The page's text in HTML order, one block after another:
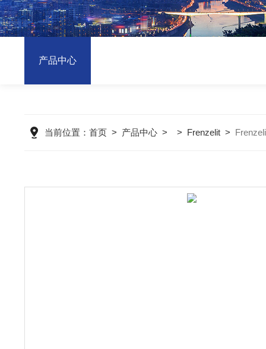
产品中心
当前位置： 首页> 产品中心> > Frenzelit>